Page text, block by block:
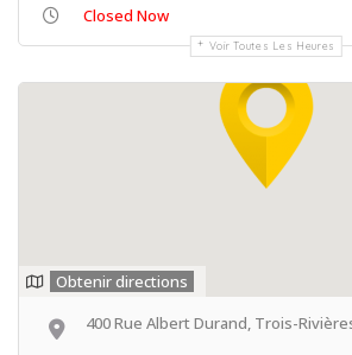
Closed Now
Voir Toutes Les Heures
Obtenir directions
400 Rue Albert Durand, Trois-